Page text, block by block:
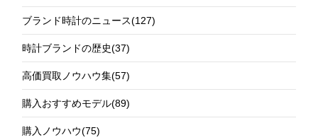
ブランド時計のニュース(127)
時計ブランドの歴史(37)
高価買取ノウハウ集(57)
購入おすすめモデル(89)
購入ノウハウ(75)